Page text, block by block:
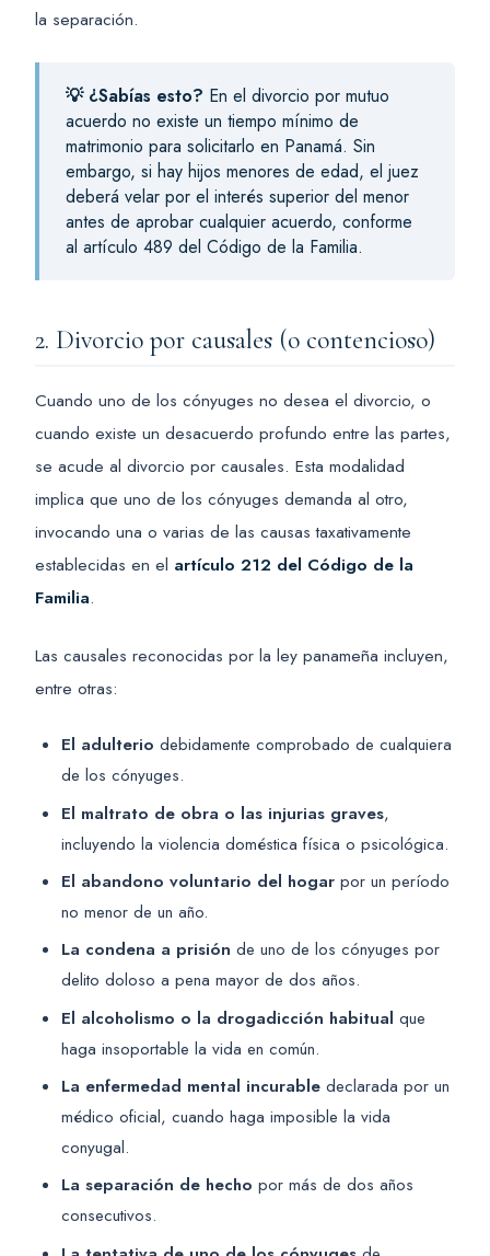
la separación.
💡 ¿Sabías esto? En el divorcio por mutuo
acuerdo no existe un tiempo mínimo de
matrimonio para solicitarlo en Panamá. Sin
embargo, si hay hijos menores de edad, el juez
deberá velar por el interés superior del menor
antes de aprobar cualquier acuerdo, conforme
al artículo 489 del Código de la Familia.
2. Divorcio por causales (o contencioso)
Cuando uno de los cónyuges no desea el divorcio, o
cuando existe un desacuerdo profundo entre las partes,
se acude al divorcio por causales. Esta modalidad
implica que uno de los cónyuges demanda al otro,
invocando una o varias de las causas taxativamente
establecidas en el artículo 212 del Código de la
Familia.
Las causales reconocidas por la ley panameña incluyen,
entre otras:
El adulterio debidamente comprobado de cualquiera
de los cónyuges.
El maltrato de obra o las injurias graves,
incluyendo la violencia doméstica física o psicológica.
El abandono voluntario del hogar por un período
no menor de un año.
La condena a prisión de uno de los cónyuges por
delito doloso a pena mayor de dos años.
El alcoholismo o la drogadicción habitual que
haga insoportable la vida en común.
La enfermedad mental incurable declarada por un
médico oficial, cuando haga imposible la vida
conyugal.
La separación de hecho por más de dos años
consecutivos.